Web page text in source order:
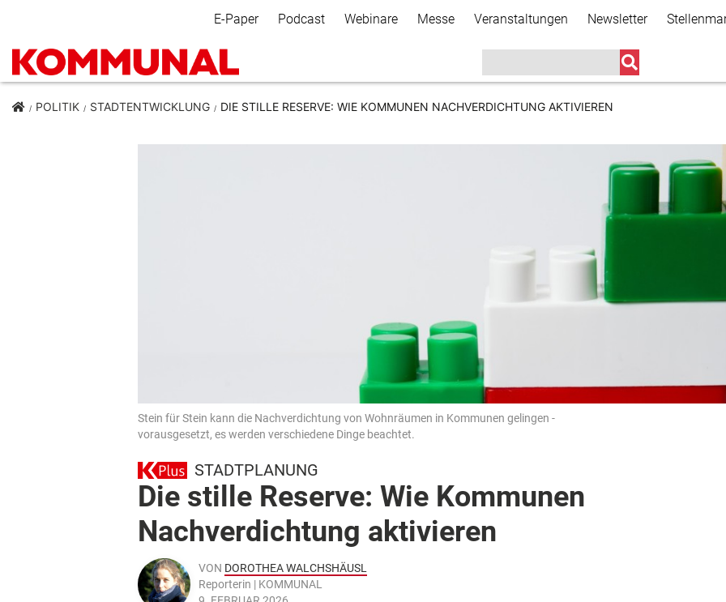
zum
Inhalt
Secondary Navigation
E-Paper Podcast Webinare Messe Veranstaltungen Newsletter
POLITIK STADTENTWICKLUNG DIE STILLE RESERVE: WIE KOMMUNEN NACHVERDICHTUNG AKTIVIEREN
Stein für Stein kann die Nachverdichtung von Wohnräumen in Kommunen gelingen -
vorausgesetzt, es werden verschiedene Dinge beachtet.
STADTPLANUNG
Die stille Reserve: Wie Kommunen
Nachverdichtung aktivieren
VON DOROTHEA WALCHSHÄUSL
Reporterin | KOMMUNAL